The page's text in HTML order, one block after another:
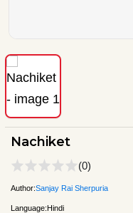
Nachiket
(0)
Author:Sanjay Rai Sherpuria
Language:Hindi